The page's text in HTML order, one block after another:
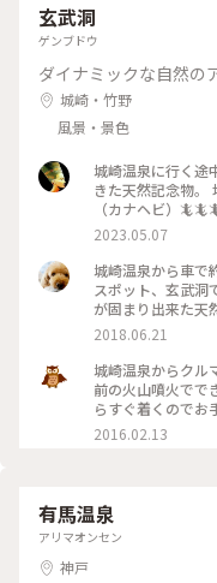
玄武洞
ゲンブドウ
ダイナミックな自然の
城崎・竹野
風景・景色
城崎温泉に行く途中の 玄武洞公
きた天然記念物
（カナヘビ）🦎🦎🦎が たくさん
会うと 幸運が舞
このパワースポッ
旅🎵 #私のことりっぷ旅 #玄武洞公園#トカゲ#たくさんのお出
迎えに#きゃー#
とりっぷ #快晴
2023.05.07
城崎温泉から車で
スポット、玄武洞
が固まり出来た天
うに重なる独特な
5つの洞があり、
で、水面に映り込
かりのミュージア
ものでした。 特
そうで、円山川
リの姿を見ること
催されるようで
な景観をどちらも
2018.06.21
城崎温泉からクル
前の火山噴火でで
らすぐ着くのでお
洞窟 #洞
2016.02.13
有馬温泉
アリマオンセン
神戸